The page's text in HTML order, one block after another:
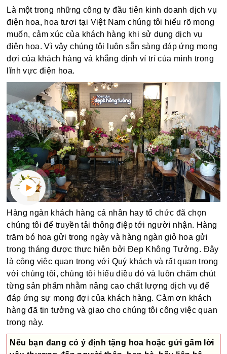
Là một trong những công ty đầu tiên kinh doanh dịch vụ
điện hoa, hoa tươi tại Việt Nam chúng tôi hiểu rõ mong
muốn, cảm xúc của khách hàng khi sử dụng dịch vụ
điện hoa. Vì vậy chúng tôi luôn sẵn sàng đáp ứng mong
đợi của khách hàng và khẳng định ví trí của mình trong
lĩnh vực điện hoa.
Hàng ngàn khách hàng cá nhân hay tổ chức đã chọn
chúng tôi để truyền tải thông điệp tới người nhận. Hàng
trăm bó hoa gửi trong ngày và hàng ngàn giỏ hoa gửi
trong tháng được thực hiện bởi Đẹp Không Tưởng. Đây
là công việc quan trọng với Quý khách và rất quan trọng
với chúng tôi, chúng tôi hiểu điều đó và luôn chăm chút
từng sản phẩm nhằm nâng cao chất lượng dịch vụ để
đáp ứng sự mong đợi của khách hàng. Cảm ơn khách
hàng đã tin tưởng và giao cho chúng tôi công việc quan
trọng này.
Nếu bạn đang có ý định tặng hoa hoặc gửi gấm lời